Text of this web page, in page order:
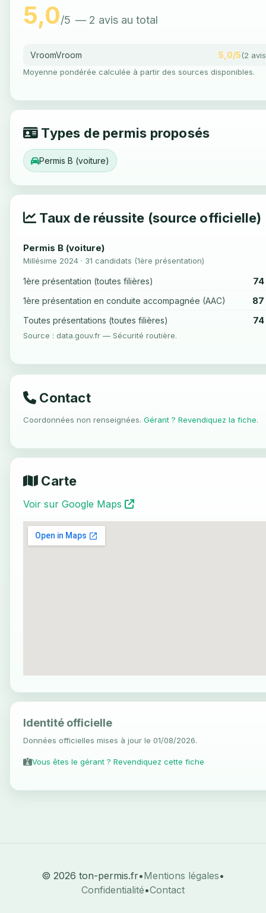
5,0/5 — 2 avis au total
VroomVroom 5,0/5(2
Moyenne pondérée calculée à partir des sources disponibles.
Types de permis proposés
Permis B (voiture)
Taux de réussite (source officielle)
Permis B (voiture)
Millésime 2024 · 31 candidats (1ère présentation)
1ère présentation (toutes filières)
1ère présentation en conduite accompagnée (AAC) 87
Toutes présentations (toutes filières)
Source : data.gouv.fr — Sécurité routière.
Contact
Coordonnées non renseignées. Gérant ? Revendiquez la fiche.
Carte
Voir sur Google Maps
Identité officielle
Données officielles mises à jour le 01/08/2026.
Vous êtes le gérant ? Revendiquez cette fiche
© 2026 ton-permis.fr•Mentions légales•
Confidentialité•Contact